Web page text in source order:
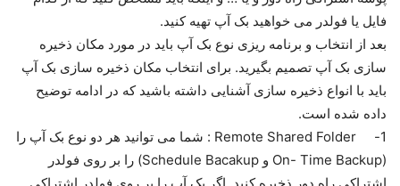
فایل یا فولدر می خواهید بک آپ تهیه کنید.
بعد از انتخاب و برنامه ریزی نوع بک آپ باید در مورد مکان ذخیره
سازی بک آپ تصمیم بگیرید. برای انتخاب مکان ذخیره سازی بک آپ
باید با انواع ذخیره سازی آشنایی داشته باشید که در ادامه توضیح
داده شده است.
1- Remote Shared Folder : شما می توانید هر دو نوع بک آپ را
(On- Time Backup و Schedule Bacakup) را بر روی فولدر